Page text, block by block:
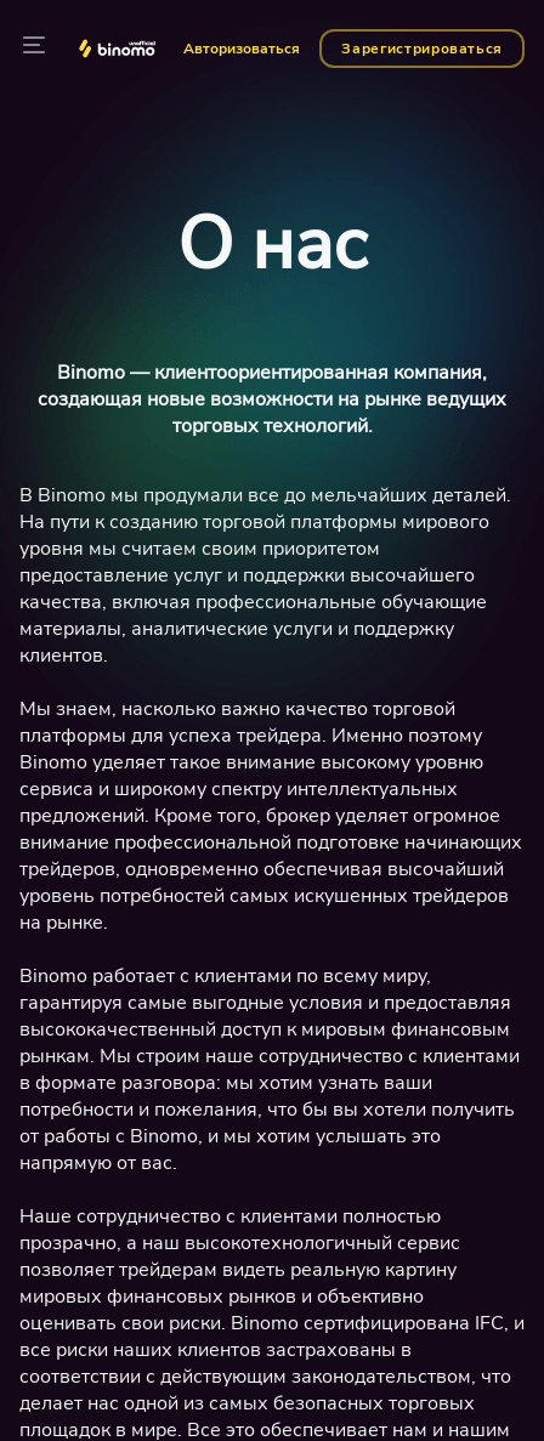
Авторизоваться Зарегистрироваться
О нас
Binomo — клиентоориентированная компания,
создающая новые возможности на рынке ведущих
торговых технологий.
В Binomo мы продумали все до мельчайших деталей.
На пути к созданию торговой платформы мирового
уровня мы считаем своим приоритетом
предоставление услуг и поддержки высочайшего
качества, включая профессиональные обучающие
материалы, аналитические услуги и поддержку
клиентов.
Мы знаем, насколько важно качество торговой
платформы для успеха трейдера. Именно поэтому
Binomo уделяет такое внимание высокому уровню
сервиса и широкому спектру интеллектуальных
предложений. Кроме того, брокер уделяет огромное
внимание профессиональной подготовке начинающих
трейдеров, одновременно обеспечивая высочайший
уровень потребностей самых искушенных трейдеров
на рынке.
Binomo работает с клиентами по всему миру,
гарантируя самые выгодные условия и предоставляя
высококачественный доступ к мировым финансовым
рынкам. Мы строим наше сотрудничество с клиентами
в формате разговора: мы хотим узнать ваши
потребности и пожелания, что бы вы хотели получить
от работы с Binomo, и мы хотим услышать это
напрямую от вас.
Наше сотрудничество с клиентами полностью
прозрачно, а наш высокотехнологичный сервис
позволяет трейдерам видеть реальную картину
мировых финансовых рынков и объективно
оценивать свои риски. Binomo сертифицирована IFC, и
все риски наших клиентов застрахованы в
соответствии с действующим законодательством, что
делает нас одной из самых безопасных торговых
площадок в мире. Все это обеспечивает нам и нашим